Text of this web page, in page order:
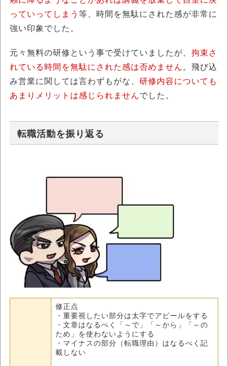
っていってしまう 等、時間を無駄にされた感が非常に
強い印象でした。
元々無料の研修という事で受けていましたが、 拘束さ
れている時間を無駄にされた感は否めません 。飛び込
み営業に関しては言わずもがな、 研修内容についても
あまりメリットは感じられませんでした。
転職活動を振り返る
修正点
・重要視したい部分は太字でアピールをする
・文章はなるべく「～で」「～から」「～の
ため」を使わないようにする
・マイナスの部分（転職理由）はなるべく記
載しない